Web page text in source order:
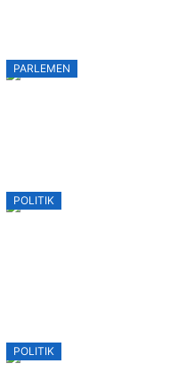
PARLEMEN
POLITIK
POLITIK